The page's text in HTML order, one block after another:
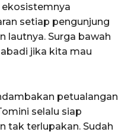
ekosistemnya
setiap pengunjung
lautnya. Surga bawah
jika kita mau
petualangan
selalu siap
tak terlupakan. Sudah